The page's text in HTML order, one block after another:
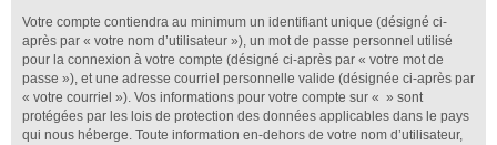
Votre compte contiendra au minimum un identifiant unique (désigné ci-
après par « votre nom d’utilisateur »), un mot de passe personnel utilisé
pour la connexion à votre compte (désigné ci-après par « votre mot de
passe »), et une adresse courriel personnelle valide (désignée ci-après par
« votre courriel »). Vos informations pour votre compte sur « » sont
protégées par les lois de protection des données applicables dans le pays
qui nous héberge. Toute information en-dehors de votre nom d’utilisateur,